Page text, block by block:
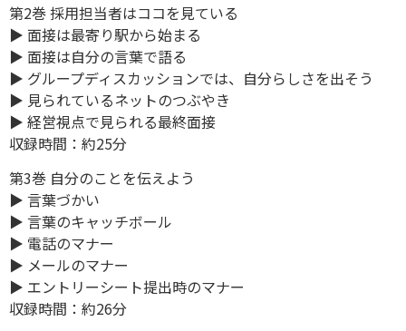
第2巻 採用担当者はココを見ている
▶ 面接は最寄り駅から始まる
▶ 面接は自分の言葉で語る
▶ グループディスカッションでは、自分らしさを出そう
▶ 見られているネットのつぶやき
▶ 経営視点で見られる最終面接
収録時間：約25分
第3巻 自分のことを伝えよう
▶ 言葉づかい
▶ 言葉のキャッチボール
▶ 電話のマナー
▶ メールのマナー
▶ エントリーシート提出時のマナー
収録時間：約26分